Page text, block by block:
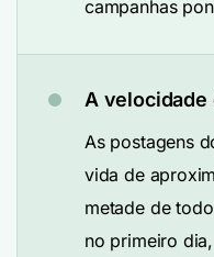
campanhas
A velocidade
As postagens
vida de
metade de
no primeiro